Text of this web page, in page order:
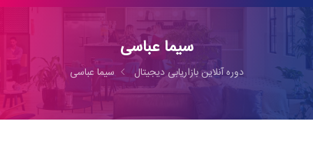
سیما عباسی
دوره آنلاین بازاریابی دیجیتال سیما عباسی